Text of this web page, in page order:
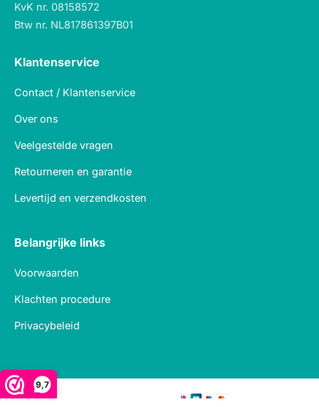
9,7
KvK nr. 08158572
Btw nr. NL817861397B01
Klantenservice
Contact / Klantenservice
Over ons
Veelgestelde vragen
Retourneren en garantie
Levertijd en verzendkosten
Belangrijke links
Voorwaarden
Klachten procedure
Privacybeleid